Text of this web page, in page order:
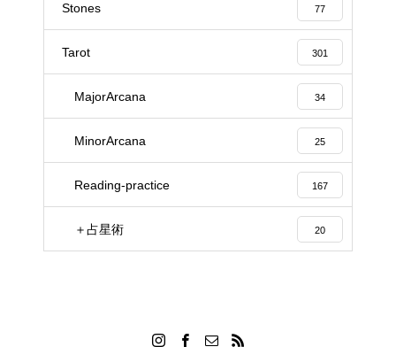
Stones 77
Tarot 301
MajorArcana 34
MinorArcana 25
Reading-practice 167
＋占星術 20